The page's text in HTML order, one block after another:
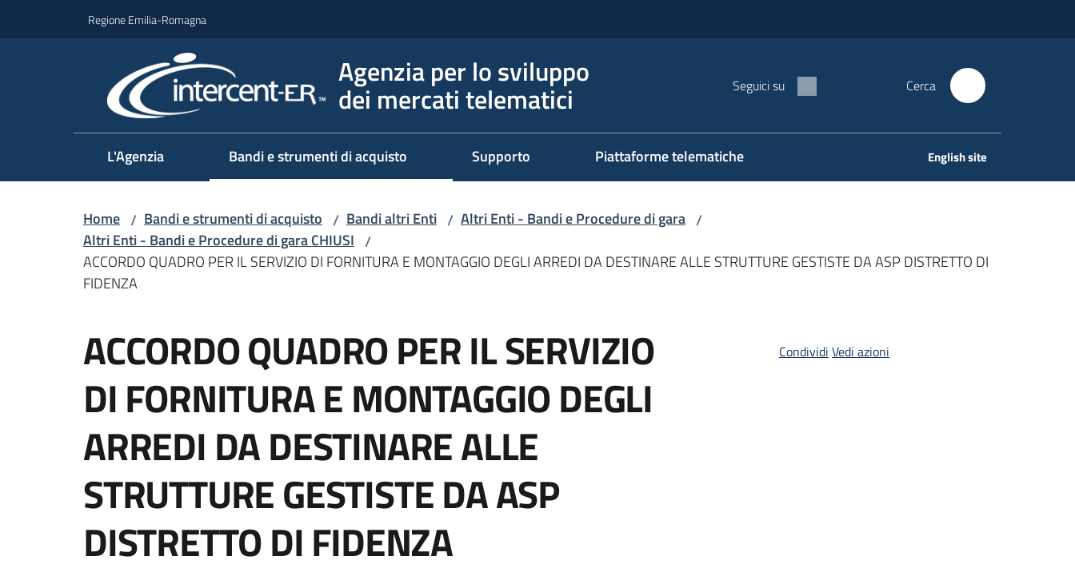
Regione Emilia-Romagna
Agenzia per lo sviluppo
dei mercati telematici Seguici su Cerca
L'Agenzia Bandi e strumenti di acquisto Supporto Piattaforme telematiche English site
Home / Bandi e strumenti di acquisto / Bandi altri Enti / Altri Enti - Bandi e Procedure di gara /
Altri Enti - Bandi e Procedure di gara CHIUSI /
ACCORDO QUADRO PER IL SERVIZIO DI FORNITURA E MONTAGGIO DEGLI ARREDI DA DESTINARE ALLE STRUTTURE GESTISTE DA ASP DISTRETTO DI
FIDENZA
ACCORDO QUADRO PER IL SERVIZIO
DI FORNITURA E MONTAGGIO DEGLI
ARREDI DA DESTINARE ALLE
STRUTTURE GESTISTE DA ASP
DISTRETTO DI FIDENZA
Condividi Vedi azioni